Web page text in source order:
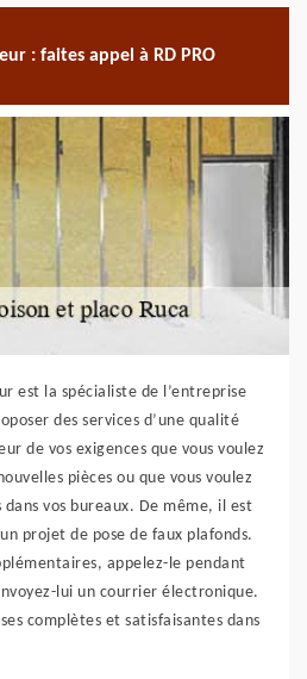
: faites appel à RD PRO
est la spécialiste de l’entreprise
des services d’une qualité
de vos exigences que vous voulez
pièces ou que vous voulez
vos bureaux. De même, il est
projet de pose de faux plafonds.
appelez-le pendant
lui un courrier électronique.
complètes et satisfaisantes dans